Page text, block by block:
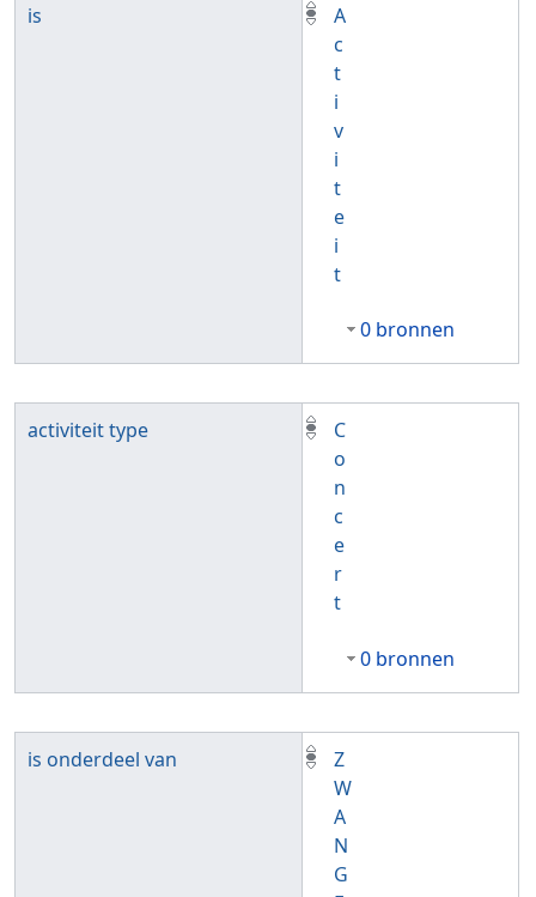
is
A
c
t
i
v
i
t
e
i
t
0 bronnen
activiteit type
C
o
n
c
e
r
t
0 bronnen
is onderdeel van
Z
W
A
N
G